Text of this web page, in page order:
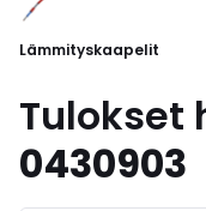
Lämmityskaapelit
Tulokset
0430903